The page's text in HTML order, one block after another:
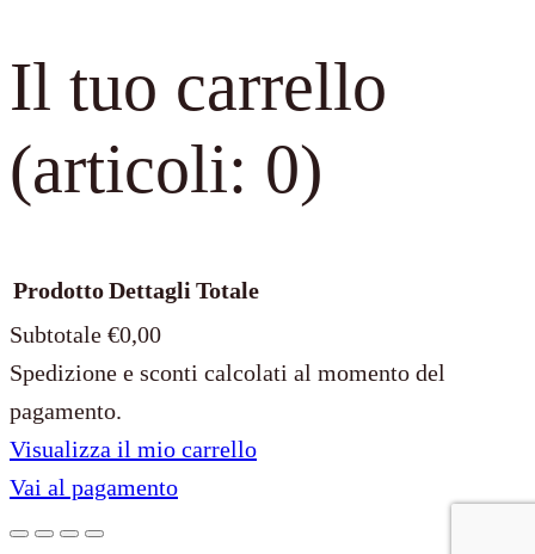
Il tuo carrello
(articoli: 0)
Prodotti
nel
ProdottoDettagliTotale
Subtotale €0,00
Spedizione e sconti calcolati al momento del
pagamento.
Visualizza il mio carrello
Vai al pagamento